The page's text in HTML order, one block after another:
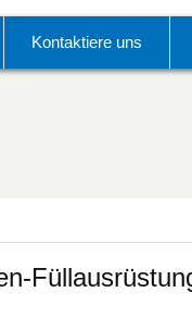
Kontaktiere uns